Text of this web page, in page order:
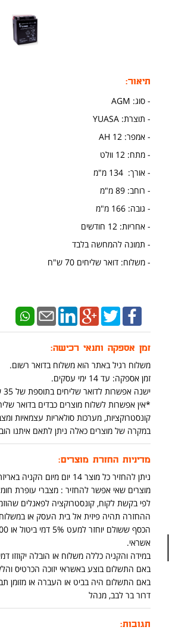
תיאור:
- סוג: AGM
- תוצרת: YUASA
- אמפר: 12 AH
- מתח: 12 וולט
- אורך: 134 מ"מ
- ​רוחב: 89 מ"מ
- גובה: 166 מ"מ
- אחריות: 12 חודשים
- תמונה להמחשה בלבד
- משלוח: דואר שליחים 70 ש"ח
זמן אספקה ותנאי רכישה:
משלוח רגיל באתר הוא משלוח בדואר רשום.
זמן אספקה: עד 14 ימי עסקים.
ישנה אפשרות לדואר שליחים בתוספת של 35 שח למוצר* (בנוסף לדמי המשלוח הרגילים ) (יש אפשרות להוסיף בתהליך הקניה באתר)
קונסטרוקציות, מערכות סולאריות עצמאיות ומצברים
במקרה של מוצרים כאלה ניתן לתאם איתנו הובלה
מדיניות החזרת מוצרים:
ניתן להחזיר כל מוצר 14 יום מיום הקניה באריזתו המקורית כאשר הוא שלם ולא בוצע בו שימוש .
מוצרים שאי אפשר להחזיר : מצברי עופרת
לפי בקשת לקוח, קונסטרוקציה לפאנלים
ההחזרה תהיה פיזית אל בית העסק או
אשראי.
במידה והקניה כללה משלוח או הובלה יקוזזו
באם התשלום בוצע באשראי יזוכה הכרטיס
באם התשלום היה בביט או העברה או מזומן תבוצע העברה
דרור בר לבב, מנהל
תגובות: